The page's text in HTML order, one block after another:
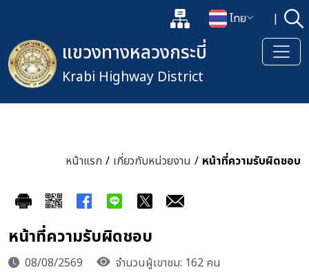
แผนผังเว็บไซต์
เปลี่ยนภาษา
ไทย | ค้
เปิดกล่องค้นหาข้อมูลหลักของเ
แขวงทางหลวงกระบี่
Krabi Highway District
หน้าแรก / เกี่ยวกับหน่วยงาน / หน้าที่ความรับผิดชอบ
หน้าที่ความรับผิดชอบ
08/08/2569 จำนวนผู้เขาชม: 162 คน